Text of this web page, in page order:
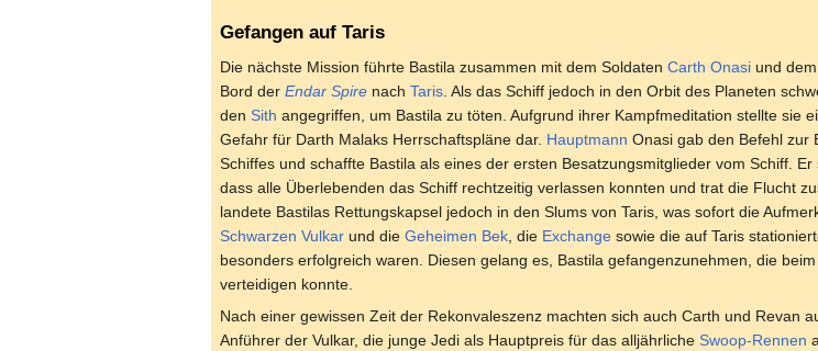
Gefangen auf Taris
Die nächste Mission führte Bastila zusammen mit dem Soldaten Carth Onasi und
Bord der Endar Spire nach Taris. Als das Schiff jedoch in den Orbit des Planeten
den Sith angegriffen, um Bastila zu töten. Aufgrund ihrer Kampfmeditation stellte sie
Gefahr für Darth Malaks Herrschaftspläne dar. Hauptmann Onasi gab den Befehl zur
Schiffes und schaffte Bastila als eines der ersten Besatzungsmitglieder vom Schiff. Er
dass alle Überlebenden das Schiff rechtzeitig verlassen konnten und trat die Flucht
landete Bastilas Rettungskapsel jedoch in den Slums von Taris, was sofort die
Schwarzen Vulkar und die Geheimen Bek, die Exchange sowie die auf Taris
besonders erfolgreich waren. Diesen gelang es, Bastila gefangenzunehmen, die
verteidigen konnte.
Nach einer gewissen Zeit der Rekonvaleszenz machten sich auch Carth und Revan
Anführer der Vulkar, die junge Jedi als Hauptpreis für das alljährliche Swoop-Rennen